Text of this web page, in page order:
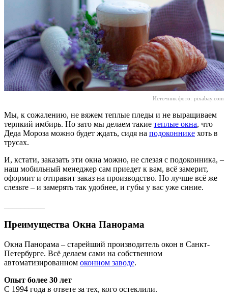
Источник фото: pixabay.com
Мы, к сожалению, не вяжем теплые пледы и не выращиваем
терпкий имбирь. Но зато мы делаем такие теплые окна, что
Деда Мороза можно будет ждать, сидя на подоконнике хоть в
трусах.
И, кстати, заказать эти окна можно, не слезая с подоконника, –
наш мобильный менеджер сам приедет к вам, всё замерит,
оформит и отправит заказ на производство. Но лучше всё же
слезьте – и замерять так удобнее, и губы у вас уже синие.
Преимущества Окна Панорама
Окна Панорама – старейший производитель окон в Санкт-
Петербурге. Всё делаем сами на собственном
автоматизированном оконном заводе.
Опыт более 30 лет
С 1994 года в ответе за тех, кого остеклили.